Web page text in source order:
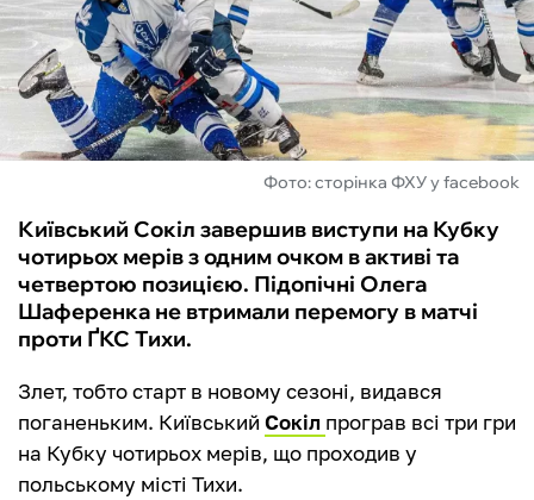
ІНШІ
БУКМЕКЕРИ
Фото: сторінка ФХУ у facebook
Київський Сокіл завершив виступи на Кубку
чотирьох мерів з одним очком в активі та
четвертою позицією. Підопічні Олега
Шаференка не втримали перемогу в матчі
проти ҐКС Тихи.
Злет, тобто старт в новому сезоні, видався
поганеньким. Київський Сокіл програв всі три гри
на Кубку чотирьох мерів, що проходив у
польському місті Тихи.